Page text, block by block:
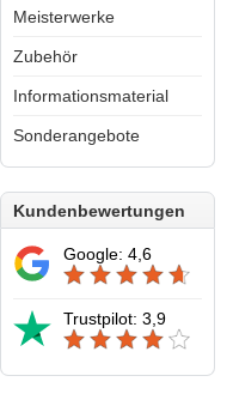
Meisterwerke
Zubehör
Informationsmaterial
Sonderangebote
Kundenbewertungen
Google: 4,6
Trustpilot: 3,9